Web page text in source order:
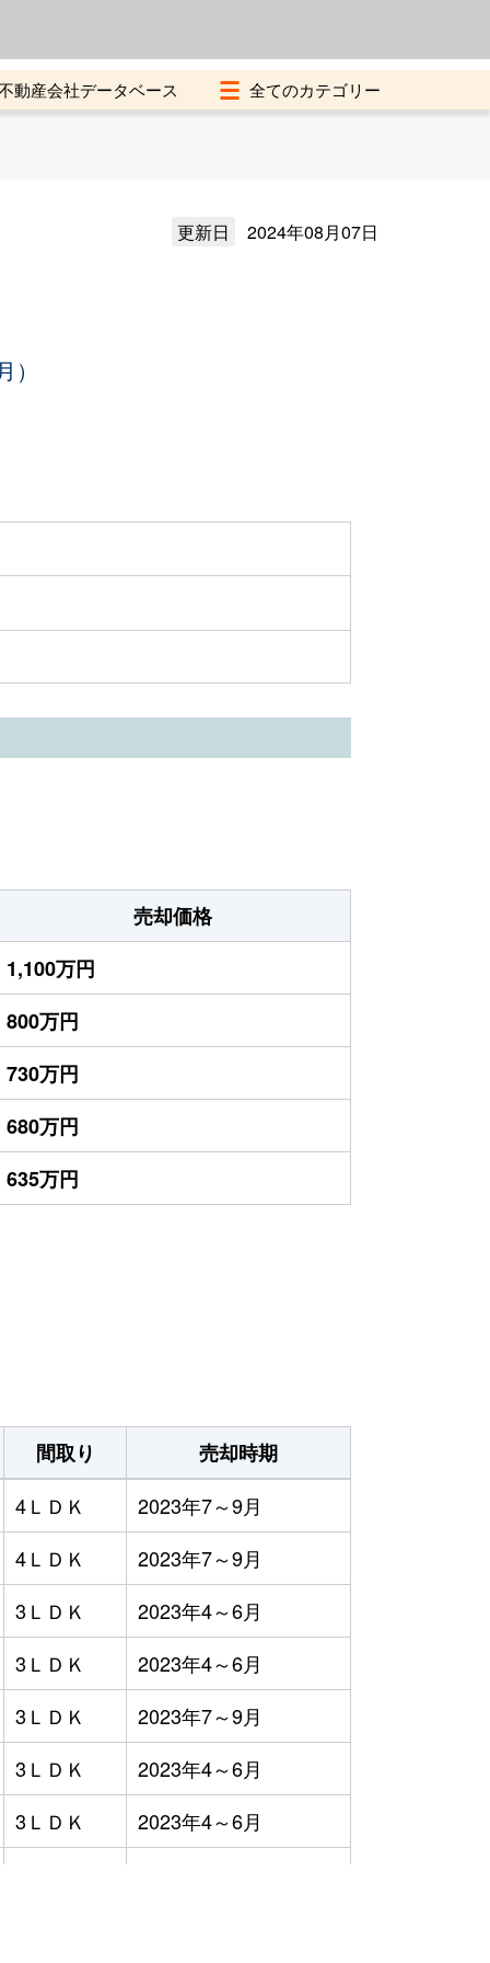
動産会社データベース
更新日 2024年08月07日
売却価格
1,100万円
800万円
730万円
680万円
635万円
間取り
売却時期
4ＬＤＫ
2023年7～9月
4ＬＤＫ
2023年7～9月
3ＬＤＫ
2023年4～6月
3ＬＤＫ
2023年4～6月
3ＬＤＫ
2023年7～9月
3ＬＤＫ
2023年4～6月
3ＬＤＫ
2023年4～6月